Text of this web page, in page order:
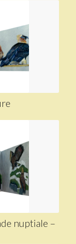
nuptiale –